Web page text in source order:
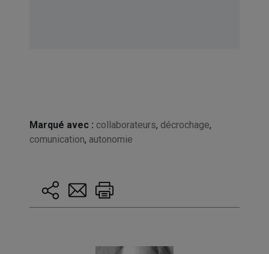
Marqué avec : collaborateurs, décrochage,
comunication, autonomie